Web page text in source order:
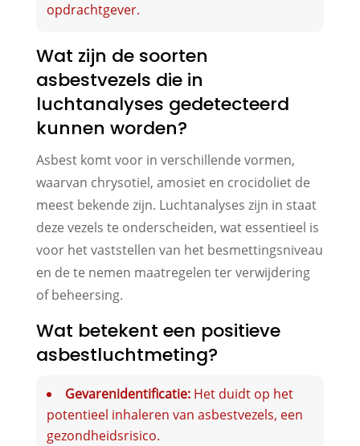
opdrachtgever.
Wat zijn de soorten
asbestvezels die in
luchtanalyses gedetecteerd
kunnen worden?
Asbest komt voor in verschillende vormen,
waarvan chrysotiel, amosiet en crocidoliet de
meest bekende zijn. Luchtanalyses zijn in staat
deze vezels te onderscheiden, wat essentieel is
voor het vaststellen van het besmettingsniveau
en de te nemen maatregelen ter verwijdering
of beheersing.
Wat betekent een positieve
asbestluchtmeting?
Gevarenidentificatie:Het duidt op het
potentieel inhaleren van asbestvezels, een
gezondheidsrisico.